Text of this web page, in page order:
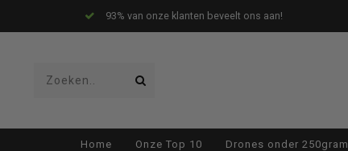
93% van onze klanten beveelt ons aan!
Home Onze Top 10 Drones onder 250gram